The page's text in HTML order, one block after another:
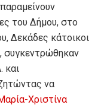
του Δήμου, στο
Δεκάδες κάτοικοι
συγκεντρώθηκαν
και
να
Χριστίνα